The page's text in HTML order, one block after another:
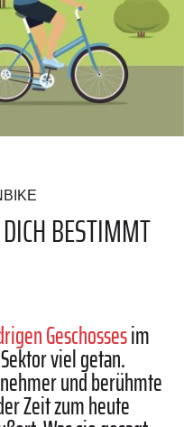
BESTIMMT
Geschossesim
viel getan.
und berühmte
Zeit zum heute